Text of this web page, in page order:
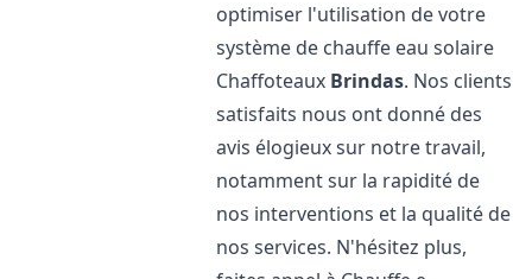
optimiser l'utilisation de votre
système de chauffe eau solaire
Chaffoteaux Brindas. Nos clients
satisfaits nous ont donné des
avis élogieux sur notre travail,
notamment sur la rapidité de
nos interventions et la qualité de
nos services. N'hésitez plus,